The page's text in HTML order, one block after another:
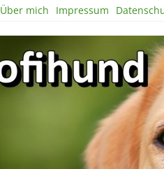
Über mich Impressum